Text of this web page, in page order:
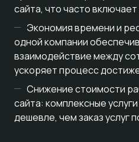
сайта, что часто
Экономия времени и
одной компании
взаимодействие между
ускоряет процесс
Снижение стоимости
сайта: комплексные
дешевле, чем заказ услуг